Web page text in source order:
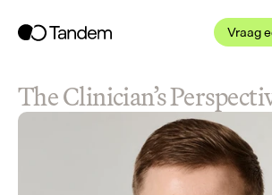
Vraag
The Clinician’s